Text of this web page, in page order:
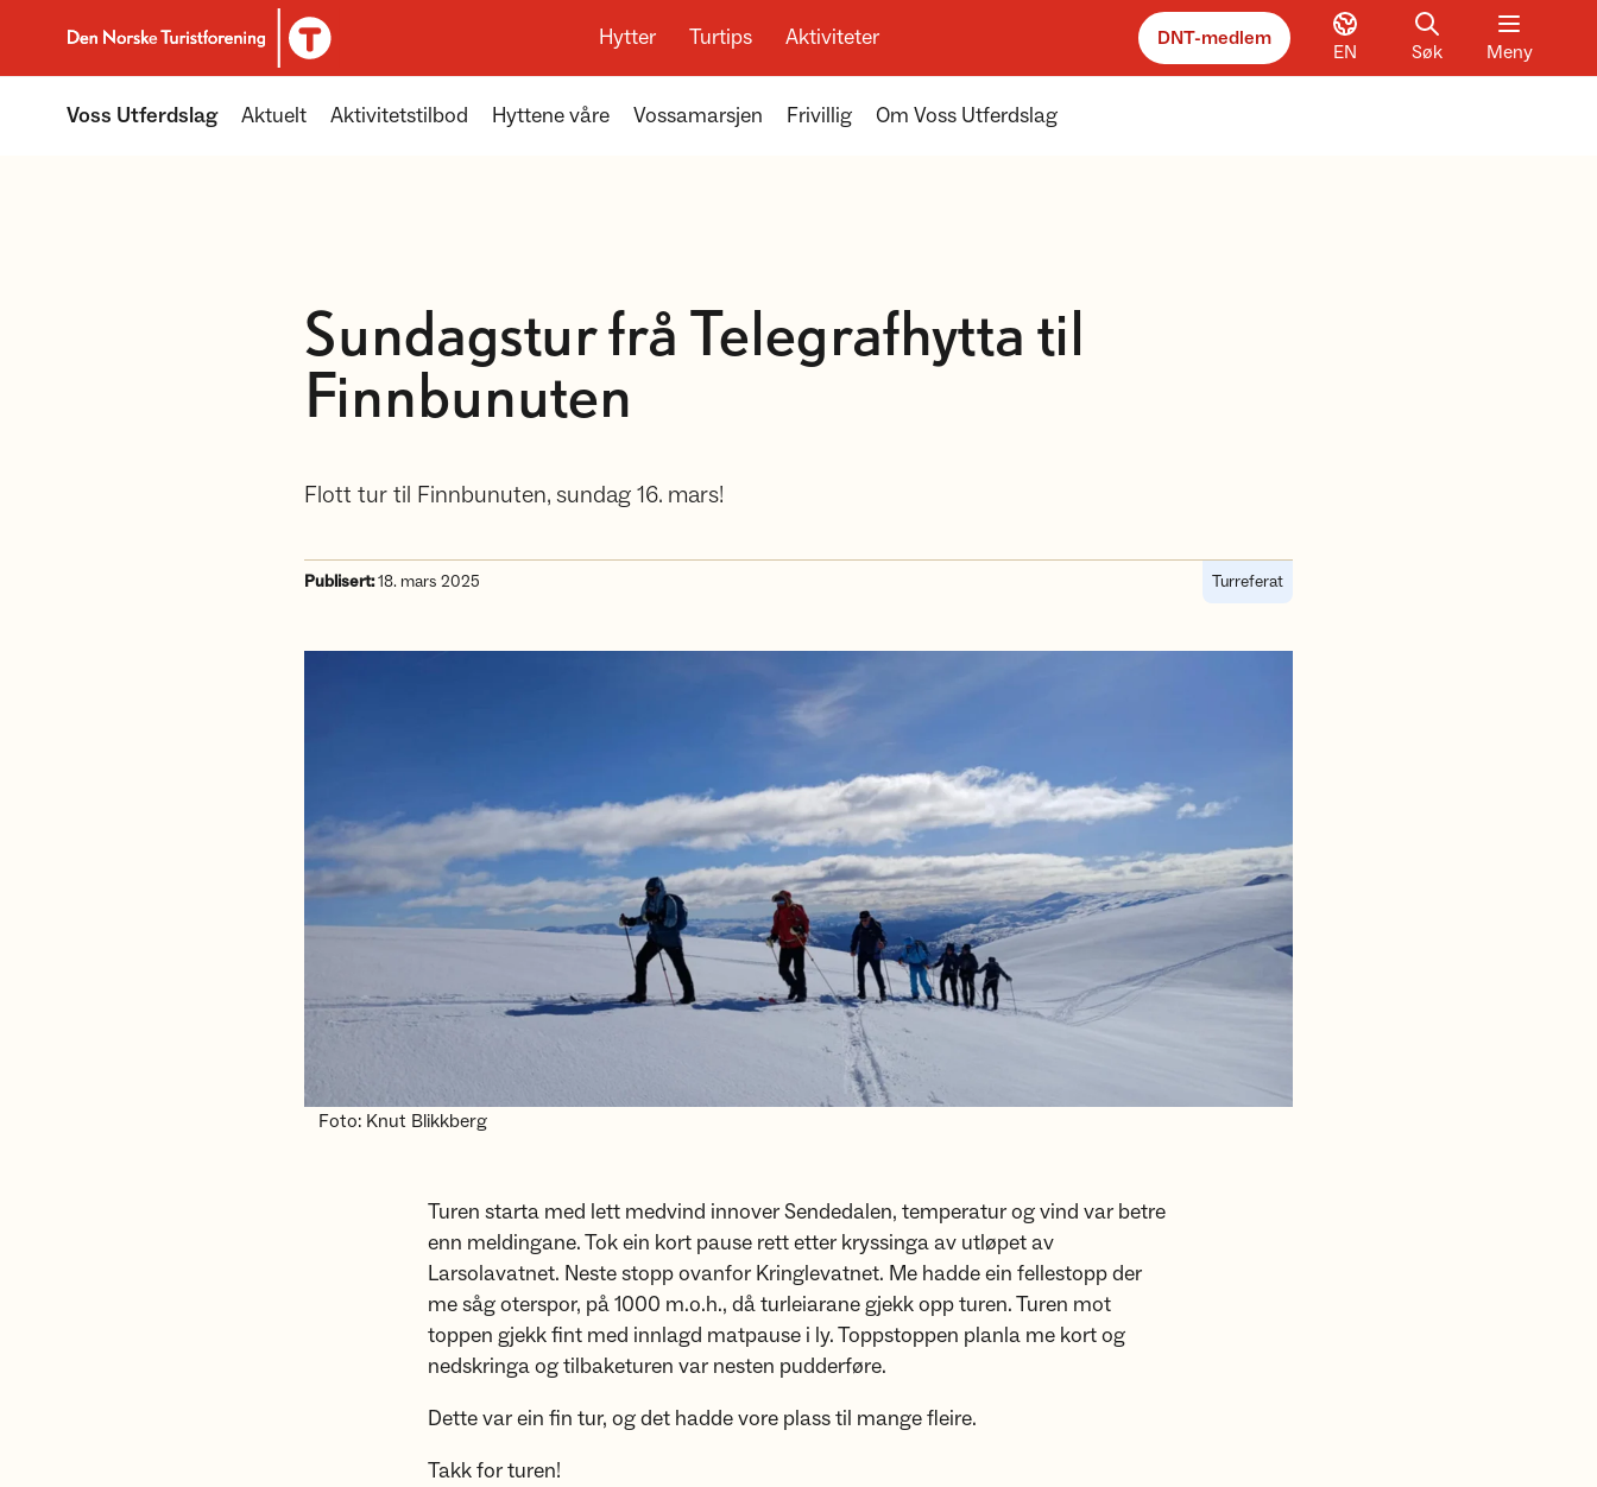
Til DNT.no forside
Hytter Turtips Aktiviteter DNT-medlem
EN Søk Meny
Voss Utferdslag Aktuelt Aktivitetstilbod Hyttene våre Vossamarsjen Frivillig Om Voss Utferdslag
Sundagstur frå Telegrafhytta til
Finnbunuten
Flott tur til Finnbunuten, sundag 16. mars!
Publisert:18. mars 2025 Turreferat
Foto: Knut Blikkberg
Turen starta med lett medvind innover Sendedalen, temperatur og vind var betre
enn meldingane. Tok ein kort pause rett etter kryssinga av utløpet av
Larsolavatnet. Neste stopp ovanfor Kringlevatnet. Me hadde ein fellestopp der
me såg oterspor, på 1000 m.o.h., då turleiarane gjekk opp turen. Turen mot
toppen gjekk fint med innlagd matpause i ly. Toppstoppen planla me kort og
nedskringa og tilbaketuren var nesten pudderføre.
Dette var ein fin tur, og det hadde vore plass til mange fleire.
Takk for turen!